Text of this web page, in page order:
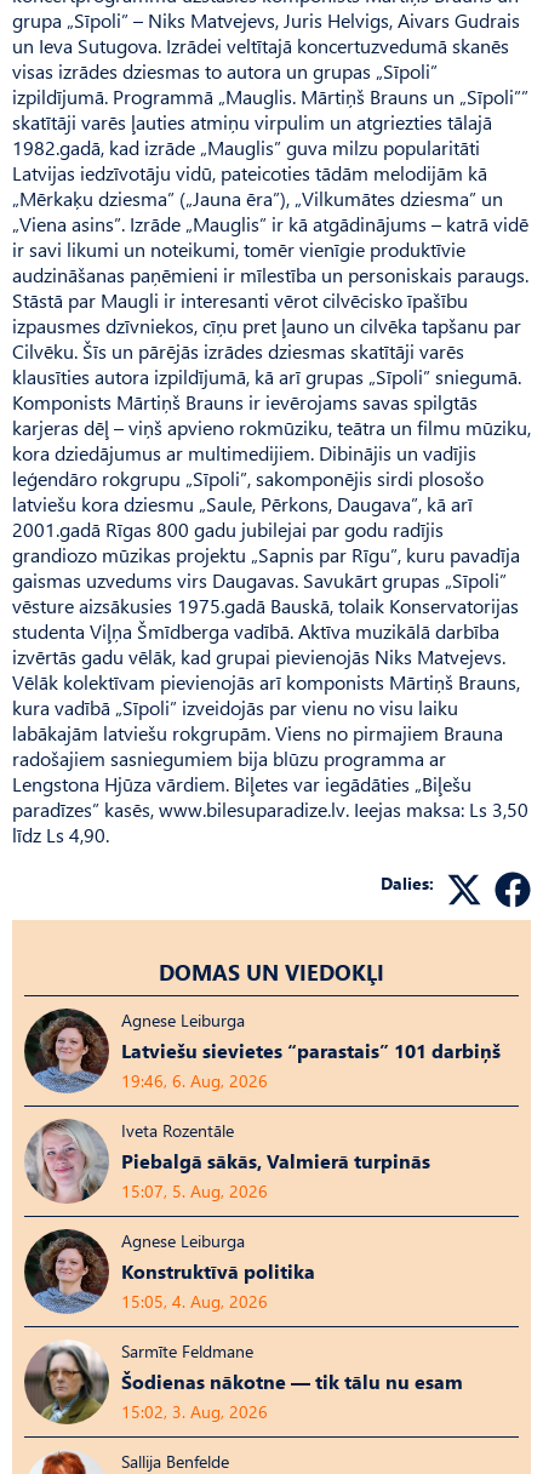
grupa „Sīpoli” – Niks Matvejevs, Juris Helvigs, Aivars Gudrais
un Ieva Sutugova. Izrādei veltītajā koncertuzvedumā skanēs
visas izrādes dziesmas to autora un grupas „Sīpoli”
izpildījumā. Programmā „Mauglis. Mārtiņš Brauns un „Sīpoli””
skatītāji varēs ļauties atmiņu virpulim un atgriezties tālajā
1982.gadā, kad izrāde „Mauglis” guva milzu popularitāti
Latvijas iedzīvotāju vidū, pateicoties tādām melodijām kā
„Mērkaķu dziesma” („Jauna ēra”), „Vilkumātes dziesma” un
„Viena asins”. Izrāde „Mauglis” ir kā atgādinājums – katrā vidē
ir savi likumi un noteikumi, tomēr vienīgie produktīvie
audzināšanas paņēmieni ir mīlestība un personiskais paraugs.
Stāstā par Maugli ir interesanti vērot cilvēcisko īpašību
izpausmes dzīvniekos, cīņu pret ļauno un cilvēka tapšanu par
Cilvēku. Šīs un pārējās izrādes dziesmas skatītāji varēs
klausīties autora izpildījumā, kā arī grupas „Sīpoli” sniegumā.
Komponists Mārtiņš Brauns ir ievērojams savas spilgtās
karjeras dēļ – viņš apvieno rokmūziku, teātra un filmu mūziku,
kora dziedājumus ar multimedijiem. Dibinājis un vadījis
leģendāro rokgrupu „Sīpoli”, sakomponējis sirdi plosošo
latviešu kora dziesmu „Saule, Pērkons, Daugava”, kā arī
2001.gadā Rīgas 800 gadu jubilejai par godu radījis
grandiozo mūzikas projektu „Sapnis par Rīgu”, kuru pavadīja
gaismas uzvedums virs Daugavas. Savukārt grupas „Sīpoli”
vēsture aizsākusies 1975.gadā Bauskā, tolaik Konservatorijas
studenta Viļņa Šmīdberga vadībā. Aktīva muzikālā darbība
izvērtās gadu vēlāk, kad grupai pievienojās Niks Matvejevs.
Vēlāk kolektīvam pievienojās arī komponists Mārtiņš Brauns,
kura vadībā „Sīpoli” izveidojās par vienu no visu laiku
labākajām latviešu rokgrupām. Viens no pirmajiem Brauna
radošajiem sasniegumiem bija blūzu programma ar
Lengstona Hjūza vārdiem. Biļetes var iegādāties „Biļešu
paradīzes” kasēs, www.bilesuparadize.lv. Ieejas maksa: Ls 3,50
līdz Ls 4,90.
Dalies:
DOMAS UN VIEDOKĻI
Agnese Leiburga
Latviešu sievietes “parastais” 101 darbiņš
19:46, 6. Aug, 2026
Iveta Rozentāle
Piebalgā sākās, Valmierā turpinās
15:07, 5. Aug, 2026
Agnese Leiburga
Konstruktīvā politika
15:05, 4. Aug, 2026
Sarmīte Feldmane
Šodienas nākotne — tik tālu nu esam
15:02, 3. Aug, 2026
Sallija Benfelde